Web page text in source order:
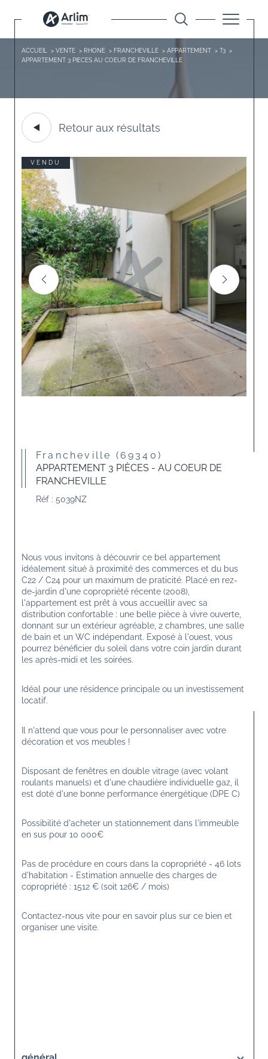
ACCUEIL VENTE RHONE FRANCHEVILLE APPARTEMENT
T3
APPARTEMENT 3 PIECES AU COEUR DE FRANCHEVILLE
Retour aux résultats
VENDU
Francheville (69340)
APPARTEMENT 3 PIÈCES - AU COEUR DE
FRANCHEVILLE
Réf : 5039NZ
Nous vous invitons à découvrir ce bel appartement
idéalement situé à proximité des commerces et du bus
C22 / C24 pour un maximum de praticité. Placé en rez-
de-jardin d'une copropriété récente (2008),
l'appartement est prêt à vous accueillir avec sa
distribution confortable : une belle pièce à vivre ouverte,
donnant sur un extérieur agréable, 2 chambres, une salle
de bain et un WC indépendant. Exposé à l'ouest, vous
pourrez bénéficier du soleil dans votre coin jardin durant
les après-midi et les soirées.
Idéal pour une résidence principale ou un investissement
locatif.
Il n'attend que vous pour le personnaliser avec votre
décoration et vos meubles !
Disposant de fenêtres en double vitrage (avec volant
roulants manuels) et d'une chaudière individuelle gaz, il
est doté d'une bonne performance énergétique (DPE C)
Possibilité d'acheter un stationnement dans l'immeuble
en sus pour 10 000€
Pas de procédure en cours dans la copropriété - 46 lots
d'habitation - Estimation annuelle des charges de
copropriété : 1512 € (soit 126€ / mois)
Contactez-nous vite pour en savoir plus sur ce bien et
organiser une visite.